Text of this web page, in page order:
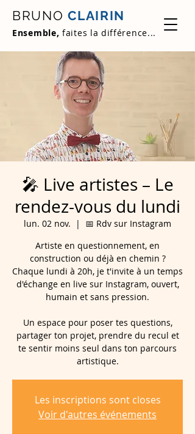
BRUNO CLAIRIN
Ensemble, faites la différence...
🎤 Live artistes – Le
rendez-vous du lundi
lun. 02 nov.
  |
📅 Rdv sur Instagram
Artiste en questionnement, en
construction ou déjà en chemin ?
Chaque lundi à 20h, je t'invite à un temps
d'échange en live sur Instagram, ouvert,
humain et sans pression.
Un espace pour poser tes questions,
partager ton projet, prendre du recul et
te sentir moins seul dans ton parcours
artistique.
Les inscriptions sont closes
Voir d'autres événements